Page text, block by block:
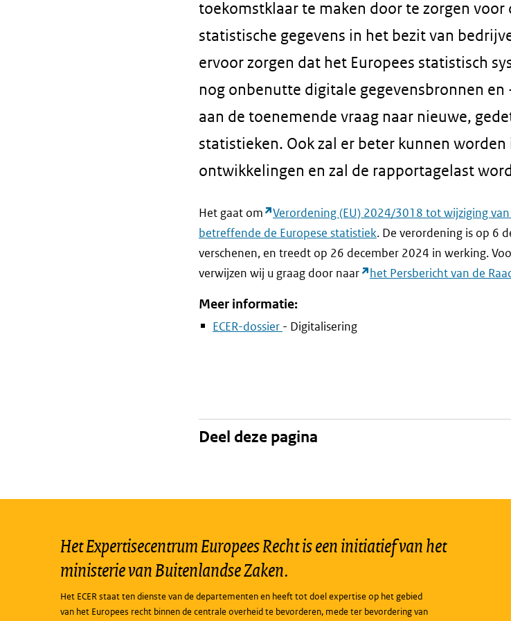
toekomstklaar te maken door te zorgen
statistische gegevens in het bezit van
ervoor zorgen dat het Europees statistisch
nog onbenutte digitale gegevensbronnen
aan de toenemende vraag naar nieuwe,
statistieken. Ook zal er beter kunnen
ontwikkelingen en zal de rapportagelast
Het gaat om
Verordening (EU) 2024/3018 tot wijziging
betreffende de Europese statistiek. De verordening is op 6
verschenen, en treedt op 26 december 2024 in werking.
verwijzen wij u graag door naar
het Persbericht van de
Meer informatie:
ECER-dossier - Digitalisering
Deel deze pagina
Het Expertisecentrum Europees Recht is een initiatief van het
ministerie van Buitenlandse Zaken.
Het ECER staat ten dienste van de departementen en heeft tot doel expertise op het gebied
van het Europees recht binnen de centrale overheid te bevorderen, mede ter bevordering van